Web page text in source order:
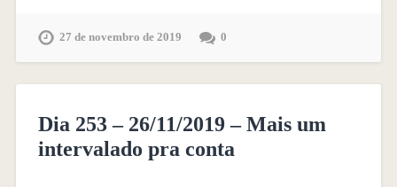
27 de novembro de 2019 0
Dia 253 – 26/11/2019 – Mais um
intervalado pra conta